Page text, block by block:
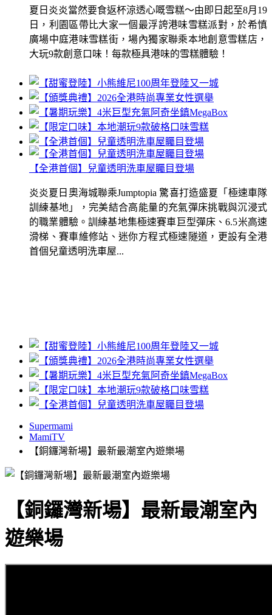
夏日炎炎當然要食返杯涼透心嘅雪糕～由即日起至8月19
日，利園區帶比大家一個最浮誇港味雪糕派對，於希慎
廣場中庭港味雪糕街，場內獨家聯乘本地創意雪糕店，
大玩9款創意口味！每款極具港味的雪糕體驗！
【全港首個】兒童透明洗車屋矚目登場
炎炎夏日奧海城聯乘Jumptopia 驚喜打造盛夏「極速車隊
訓練基地」，完美結合高能量的充氣彈床挑戰與沉浸式
的職業體驗。訓練基地集極速賽車巨型彈床、6.5米高速
滑梯、賽車維修站、迷你方程式極速隧道，更設有全港
首個兒童透明洗車屋...
Supermami
MamiTV
【銅鑼灣新場】最新最潮室內遊樂場
【銅鑼灣新場】最新最潮室內
遊樂場